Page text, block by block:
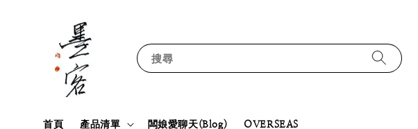
搜尋
首頁 產品清單 闆娘愛聊天(Blog) OVERSEAS